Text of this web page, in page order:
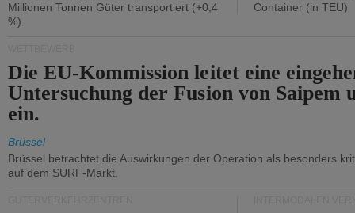
Millionen Tonnen Güter transportiert (+0,4
%).
Container (in TEU)
Die EU-Kommission leitet eine
Untersuchung der Fusion von Saipem
ein.
Brüssel
Brüssel betrachtet die Auswirkungen der Operation als besonders
auf dem SURF-Markt.